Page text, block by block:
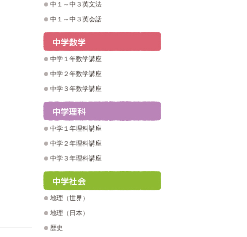
中１～中３英文法
中１～中３英会話
中学１年数学講座
中学２年数学講座
中学３年数学講座
中学１年理科講座
中学２年理科講座
中学３年理科講座
地理（世界）
地理（日本）
歴史